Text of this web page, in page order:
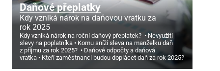
Daňové přeplatky
Kdy vzniká nárok na daňovou vratku za
rok 2025
Kdy vzniká nárok na roční daňový přeplatek?
Nevyužití
slevy na poplatníka
Komu sníží sleva na manželku daň
z příjmu za rok 2025?
Daňové odpočty a daňová
vratka
Kteří zaměstnanci budou doplácet daň za rok 2025?